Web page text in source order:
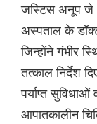
जस्टिस अनूप जे
अस्पताल के
जिन्होंने गंभीर
तत्काल निर्देश
पर्याप्त
आपातकालीन